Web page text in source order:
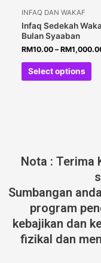
INFAQ DAN WAKAF
Infaq Sedekah
Bulan Syaaban
RM10.00 –RM
Select options
Nota : Terima
Sumbangan
program
kebajikan dan
fizikal dan